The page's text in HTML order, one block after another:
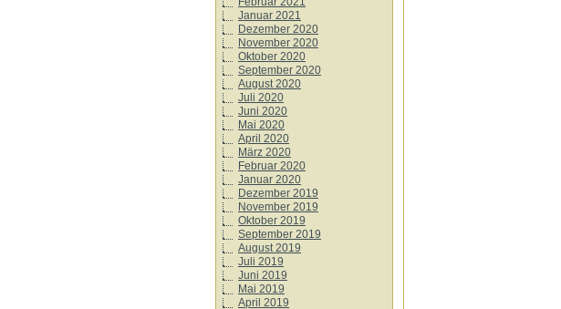
Januar 2021
Dezember 2020
November 2020
Oktober 2020
September 2020
August 2020
Juli 2020
Juni 2020
Mai 2020
April 2020
März 2020
Februar 2020
Januar 2020
Dezember 2019
November 2019
Oktober 2019
September 2019
August 2019
Juli 2019
Juni 2019
Mai 2019
April 2019